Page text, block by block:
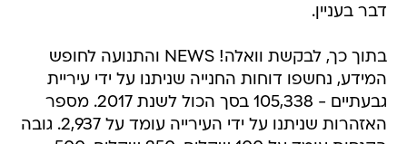
דבר בעניין.
בתוך כך, לבקשת וואלה! NEWS והתנועה לחופש
המידע, נחשפו דוחות החנייה שניתנו על ידי עיריית
גבעתיים - 105,338 בסך הכול לשנת 2017. מספר
האזהרות שניתנו על ידי העירייה עומד על 2,937. גובה